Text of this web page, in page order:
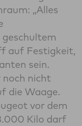
„Alles
auf Festigkeit,
sein.
noch nicht
die Waage.
vor dem
Kilo darf